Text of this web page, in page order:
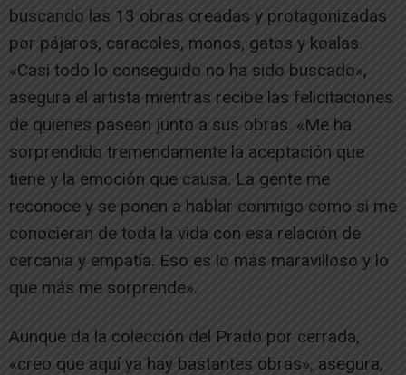
buscando las 13 obras creadas y protagonizadas
por pájaros, caracoles, monos, gatos y koalas.
«Casi todo lo conseguido no ha sido buscado»,
asegura el artista mientras recibe las felicitaciones
de quienes pasean junto a sus obras. «Me ha
sorprendido tremendamente la aceptación que
tiene y la emoción que causa. La gente me
reconoce y se ponen a hablar conmigo como si me
conocieran de toda la vida con esa relación de
cercanía y empatía. Eso es lo más maravilloso y lo
que más me sorprende».
Aunque da la colección del Prado por cerrada,
«creo que aquí ya hay bastantes obras», asegura,